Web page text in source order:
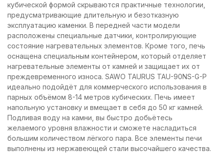
кубической формой скрываются практичные технологии,
предусматривающие длительную и безотказную
эксплуатацию каменки. В передней части модели
расположены специальные датчики, контролирующие
состояние нагревательных элементов. Кроме того, печь
оснащена специальным контейнером, который отделяет
нагревательные элементы от камней и защищает их от
преждевременного износа. SAWO TAURUS TAU-90NS-G-P
идеально подойдёт для коммерческого использования в
парных объёмом 8-14 метров кубических. Печь имеет
напольную установку и вмещает в себя до 50 кг камней.
Подливая воду на камни, вы быстро добьётесь
желаемого уровня влажности и сможете насладиться
большим количеством лёгкого пара. Все элементы печи
выполнены из нержавеющей стали высочайшего качества.